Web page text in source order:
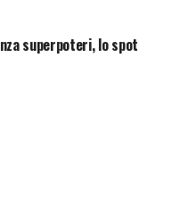
superpoteri, lo spot